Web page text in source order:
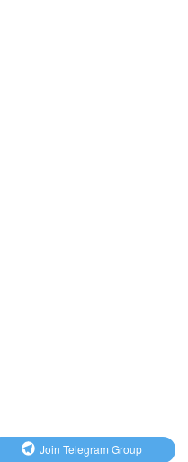
Join Telegram Group